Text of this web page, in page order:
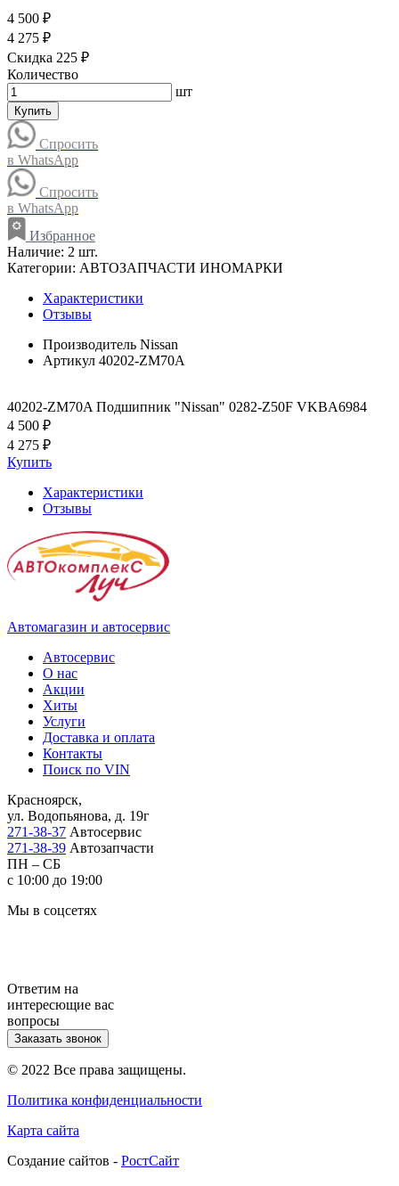
4 500 ₽
4 275 ₽
Скидка 225 ₽
Количество
шт
Купить
Спросить
в WhatsApp
Спросить
в WhatsApp
Избранное
Наличие: 2 шт.
Категории: АВТОЗАПЧАСТИ ИНОМАРКИ
Характеристики
Отзывы
Производитель Nissan
Артикул 40202-ZM70A
40202-ZM70A Подшипник "Nissan" 0282-Z50F VKBA6984
4 500 ₽
4 275 ₽
Купить
Характеристики
Отзывы
Автомагазин и автосервис
Автосервис
О нас
Акции
Хиты
Услуги
Доставка и оплата
Контакты
Поиск по VIN
Красноярск,
ул. Водопьянова, д. 19г
271-38-37 Автосервис
271-38-39 Автозапчасти
ПН – СБ
с 10:00 до 19:00
Мы в соцсетях
Ответим на
интересющие вас
вопросы
Заказать звонок
© 2022 Все права защищены.
Политика конфиденциальности
Карта сайта
Cоздание сайтов - РостСайт